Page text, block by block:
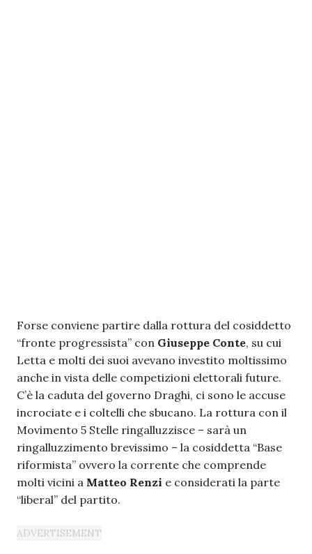
Forse conviene partire dalla rottura del cosiddetto
“fronte progressista” con Giuseppe Conte, su cui
Letta e molti dei suoi avevano investito moltissimo
anche in vista delle competizioni elettorali future.
C’è la caduta del governo Draghi, ci sono le accuse
incrociate e i coltelli che sbucano. La rottura con il
Movimento 5 Stelle ringalluzzisce – sarà un
ringalluzzimento brevissimo – la cosiddetta “Base
riformista” ovvero la corrente che comprende
molti vicini a Matteo Renzi e considerati la parte
“liberal” del partito.